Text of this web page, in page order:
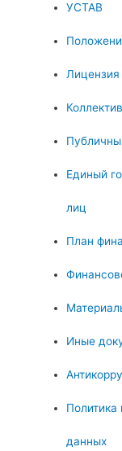
УСТАВ
Лицензия
Единый
лиц
План
Иные
Политика
данных